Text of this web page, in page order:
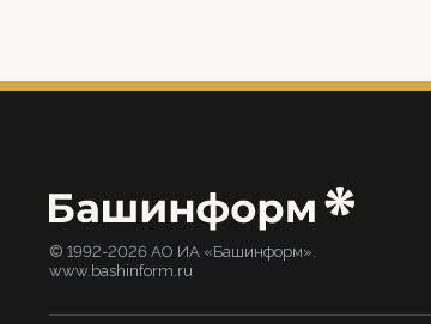
© 1992-2026 АО ИА «Башинформ».
www.bashinform.ru